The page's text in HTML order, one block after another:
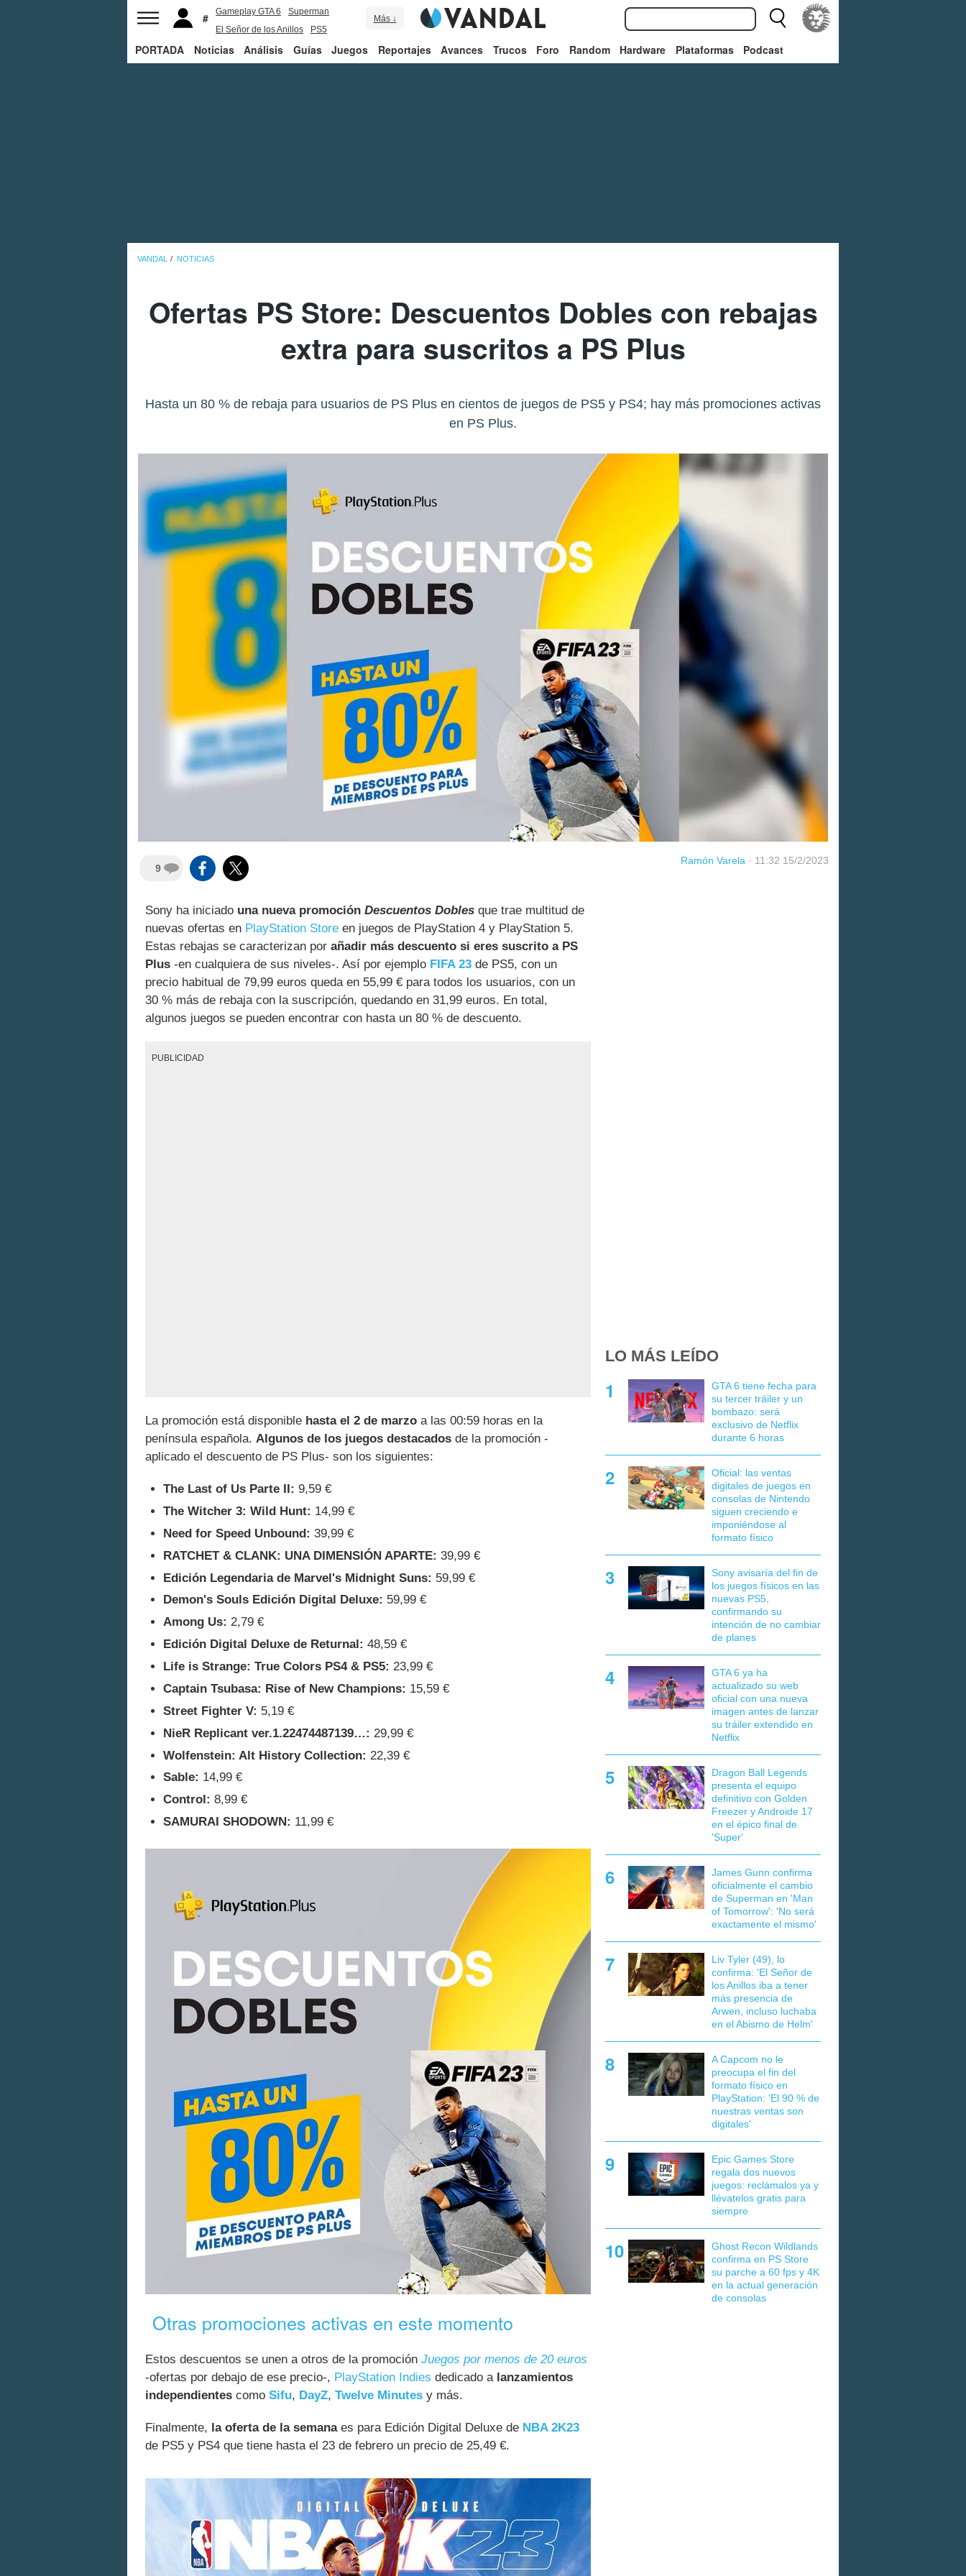
Gameplay GTA 6
Superman
El Señor de los Anillos
PS5
Más ↓
PORTADA Noticias Análisis Guías Juegos Reportajes Avances Trucos Foro Random Hardware Plataformas Podcast
VANDAL NOTICIAS
Ofertas PS Store: Descuentos Dobles con rebajas
extra para suscritos a PS Plus
Hasta un 80 % de rebaja para usuarios de PS Plus en cientos de juegos de PS5 y PS4; hay más promociones activas
en PS Plus.
9
Ramón Varela · 11:32 15/2/2023
Sony ha iniciado una nueva promoción Descuentos Dobles que trae multitud de
nuevas ofertas en PlayStation Store en juegos de PlayStation 4 y PlayStation 5.
Estas rebajas se caracterizan por añadir más descuento si eres suscrito a PS
Plus -en cualquiera de sus niveles-. Así por ejemplo FIFA 23 de PS5, con un
precio habitual de 79,99 euros queda en 55,99 € para todos los usuarios, con un
30 % más de rebaja con la suscripción, quedando en 31,99 euros. En total,
algunos juegos se pueden encontrar con hasta un 80 % de descuento.
PUBLICIDAD
La promoción está disponible hasta el 2 de marzo a las 00:59 horas en la
península española. Algunos de los juegos destacados de la promoción -
aplicado el descuento de PS Plus- son los siguientes:
The Last of Us Parte II: 9,59 €
The Witcher 3: Wild Hunt: 14,99 €
Need for Speed Unbound: 39,99 €
RATCHET & CLANK: UNA DIMENSIÓN APARTE: 39,99 €
Edición Legendaria de Marvel's Midnight Suns: 59,99 €
Demon's Souls Edición Digital Deluxe: 59,99 €
Among Us: 2,79 €
Edición Digital Deluxe de Returnal: 48,59 €
Life is Strange: True Colors PS4 & PS5: 23,99 €
Captain Tsubasa: Rise of New Champions: 15,59 €
Street Fighter V: 5,19 €
NieR Replicant ver.1.22474487139…: 29,99 €
Wolfenstein: Alt History Collection: 22,39 €
Sable: 14,99 €
Control: 8,99 €
SAMURAI SHODOWN: 11,99 €
Otras promociones activas en este momento
Estos descuentos se unen a otros de la promoción Juegos por menos de 20 euros
-ofertas por debajo de ese precio-, PlayStation Indies dedicado a lanzamientos
independientes como Sifu, DayZ, Twelve Minutes y más.
Finalmente, la oferta de la semanaes para Edición Digital Deluxe de NBA 2K23
de PS5 y PS4 que tiene hasta el 23 de febrero un precio de 25,49 €.
LO MÁS LEÍDO
GTA 6 tiene fecha para
su tercer tráiler y un
bombazo: será
exclusivo de Netflix
durante 6 horas
Oficial: las ventas
digitales de juegos en
consolas de Nintendo
siguen creciendo e
imponiéndose al
formato físico
Sony avisaría del fin de
los juegos físicos en las
nuevas PS5,
confirmando su
intención de no cambiar
de planes
GTA 6 ya ha
actualizado su web
oficial con una nueva
imagen antes de lanzar
su tráiler extendido en
Netflix
Dragon Ball Legends
presenta el equipo
definitivo con Golden
Freezer y Androide 17
en el épico final de
'Super'
James Gunn confirma
oficialmente el cambio
de Superman en 'Man
of Tomorrow': 'No será
exactamente el mismo'
Liv Tyler (49), lo
confirma: 'El Señor de
los Anillos iba a tener
más presencia de
Arwen, incluso luchaba
en el Abismo de Helm'
A Capcom no le
preocupa el fin del
formato físico en
PlayStation: 'El 90 % de
nuestras ventas son
digitales'
Epic Games Store
regala dos nuevos
juegos: reclámalos ya y
llévatelos gratis para
siempre
Ghost Recon Wildlands
confirma en PS Store
su parche a 60 fps y 4K
en la actual generación
de consolas